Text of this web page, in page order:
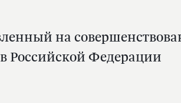
на
Российской Федерации